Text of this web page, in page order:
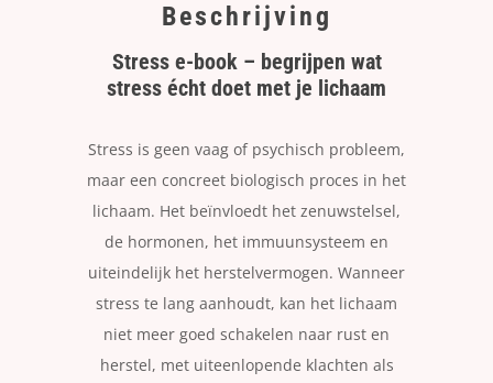
Beschrijving
Stress e-book – begrijpen wat
stress écht doet met je lichaam
Stress is geen vaag of psychisch probleem,
maar een concreet biologisch proces in het
lichaam. Het beïnvloedt het zenuwstelsel,
de hormonen, het immuunsysteem en
uiteindelijk het herstelvermogen. Wanneer
stress te lang aanhoudt, kan het lichaam
niet meer goed schakelen naar rust en
herstel, met uiteenlopende klachten als